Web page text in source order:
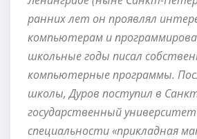
ранних лет он проявлял
компьютерам и
школьные годы писал
компьютерные программы.
школы, Дуров поступил в
государственный
специальности «прикладная